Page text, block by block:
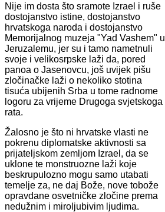
Nije im dosta što sramote Izrael i ruše
dostojanstvo istine, dostojanstvo
hrvatskoga naroda i dostojanstvo
Memorijalnog muzeja "Yad Vashem" u
Jeruzalemu, jer su i tamo nametnuli
svoje i velikosrpske laži da, pored
panoa o Jasenovcu, još uvijek pišu
zločinačke laži o nekoliko stotina
tisuća ubijenih Srba u tome radnome
logoru za vrijeme Drugoga svjetskoga
rata.
Žalosno je što ni hrvatske vlasti ne
pokrenu diplomatske aktivnosti sa
prijateljskom zemljom Izrael, da se
uklone te monstruozne laži koje
beskrupulozno mogu samo utabati
temelje za, ne daj Bože, nove tobože
opravdane osvetničke zločine prema
nedužnim i miroljubivim ljudima.